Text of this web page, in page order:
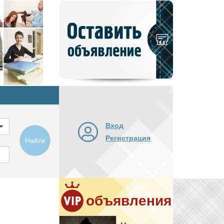
объявление
Найти
Вход
Регистрация
объявления